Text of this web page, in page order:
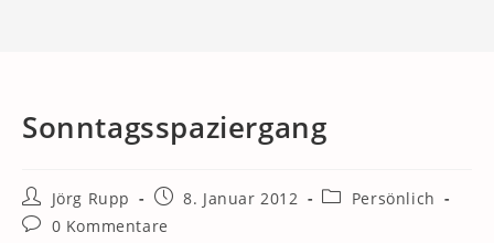
Sonntagsspaziergang
Beitrags-
Autor:
Jörg Rupp
Beitrag8. Januar 2012
Beitrags-
Persönlich
Beitrags-
0 Kommentare